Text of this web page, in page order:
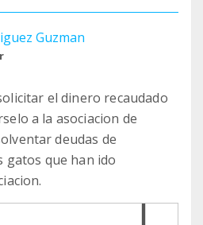
Guzman
el dinero recaudado
a la asociacion de
deudas de
gatos que han ido